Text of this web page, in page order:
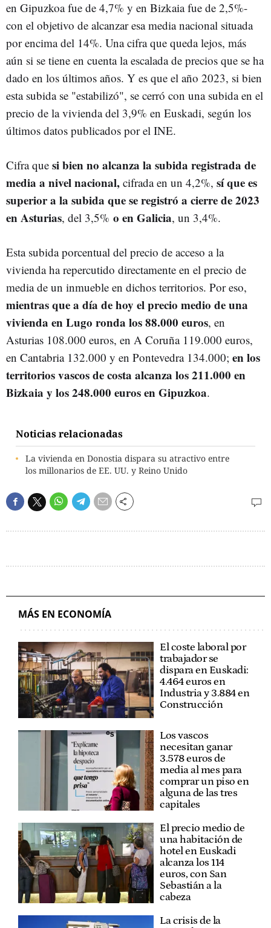
en Gipuzkoa fue de 4,7% y en Bizkaia fue de 2,5%-
con el objetivo de alcanzar esa media nacional situada
por encima del 14%. Una cifra que queda lejos, más
aún si se tiene en cuenta la escalada de precios que se ha
dado en los últimos años. Y es que el año 2023, si bien
esta subida se "estabilizó", se cerró con una subida en el
precio de la vivienda del 3,9% en Euskadi, según los
últimos datos publicados por el INE.
Cifra que si bien no alcanza la subida registrada de
media a nivel nacional, cifrada en un 4,2%, sí que es
superior a la subida que se registró a cierre de 2023
en Asturias, del 3,5% o en Galicia, un 3,4%.
Esta subida porcentual del precio de acceso a la
vivienda ha repercutido directamente en el precio de
media de un inmueble en dichos territorios. Por eso,
mientras que a día de hoy el precio medio de una
vivienda en Lugo ronda los 88.000 euros, en
Asturias 108.000 euros, en A Coruña 119.000 euros,
en Cantabria 132.000 y en Pontevedra 134.000; en los
territorios vascos de costa alcanza los 211.000 en
Bizkaia y los 248.000 euros en Gipuzkoa.
Noticias relacionadas
La vivienda en Donostia dispara su atractivo entre
los millonarios de EE. UU. y Reino Unido
MÁS EN ECONOMÍA
El coste laboral por
trabajador se
dispara en Euskadi:
4.464 euros en
Industria y 3.884 en
Construcción
Los vascos
necesitan ganar
3.578 euros de
media al mes para
comprar un piso en
alguna de las tres
capitales
El precio medio de
una habitación de
hotel en Euskadi
alcanza los 114
euros, con San
Sebastián a la
cabeza
La crisis de la